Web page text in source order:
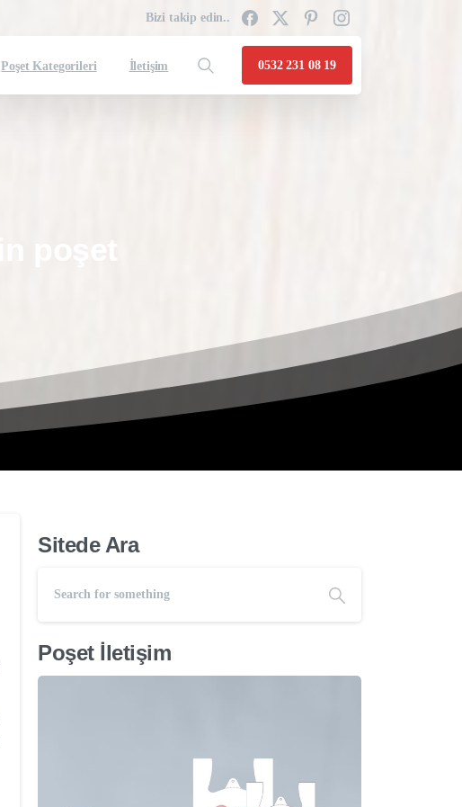
Bizi takip edin..
Poşet Kategorileri İletişim 0532 231 08 19
Sitede Ara
Poşet İletişim